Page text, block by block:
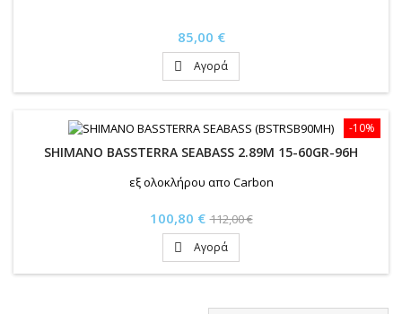
Τιμή
85,00 €
 Αγορά
-10%
SHIMANO BASSTERRA SEABASS 2.89M 15-60GR-96H
εξ ολοκλήρου απο Carbon
Τιμή
100,80 € Κανονική
τιμή
112,00 €
 Αγορά